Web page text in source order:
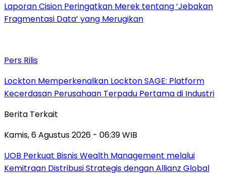
Laporan Cision Peringatkan Merek tentang ‘Jebakan
Fragmentasi Data’ yang Merugikan
Pers Rilis
Lockton Memperkenalkan Lockton SAGE: Platform
Kecerdasan Perusahaan Terpadu Pertama di Industri
Berita Terkait
Kamis, 6 Agustus 2026 - 06:39 WIB
UOB Perkuat Bisnis Wealth Management melalui
Kemitraan Distribusi Strategis dengan Allianz Global